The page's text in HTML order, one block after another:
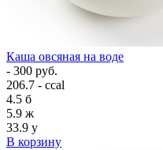
Каша овсяная на воде
- 300 руб.
206.7 - ccal
4.5 б
5.9 ж
33.9 у
В корзину